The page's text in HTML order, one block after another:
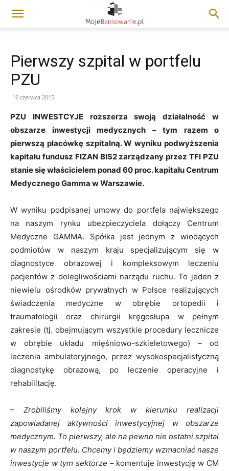
Pierwszy szpital w portfelu
PZU
16 czerwca 2015
PZU INWESTCYJE rozszerza swoją działalność w
obszarze inwestycji medycznych – tym razem o
pierwszą placówkę szpitalną. W wyniku podwyższenia
kapitału fundusz FIZAN BIS2 zarządzany przez TFI PZU
stanie się właścicielem ponad 60 proc. kapitału Centrum
Medycznego Gamma w Warszawie.
W wyniku podpisanej umowy do portfela największego
na naszym rynku ubezpieczyciela dołączy Centrum
Medyczne GAMMA. Spółka jest jednym z wiodących
podmiotów w naszym kraju specjalizującym się w
diagnostyce obrazowej i kompleksowym leczeniu
pacjentów z dolegliwościami narządu ruchu. To jeden z
niewielu ośrodków prywatnych w Polsce realizujących
świadczenia medyczne w obrębie ortopedii i
traumatologii oraz chirurgii kręgosłupa w pełnym
zakresie (tj. obejmującym wszystkie procedury lecznicze
w obrębie układu mięśniowo-szkieletowego) – od
leczenia ambulatoryjnego, przez wysokospecjalistyczną
diagnostykę obrazową, po leczenie operacyjne i
rehabilitację.
– Zrobiliśmy kolejny krok w kierunku realizacji
zapowiadanej aktywności inwestycyjnej w obszarze
medycznym. To pierwszy, ale na pewno nie ostatni szpital
w naszym portfelu. Chcemy i będziemy wzmacniać nasze
inwestycje w tym sektorze – komentuje inwestycję w CM